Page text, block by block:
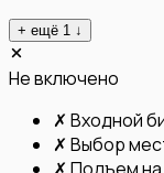
+ ещё 1 ↓
Не включено
✗ Входной
✗ Выбор
✗ Подъем на